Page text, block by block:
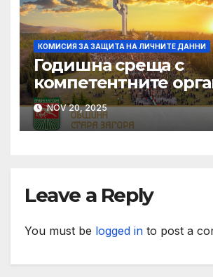
КОМИСИЯ ЗА ЗАЩИТА НА ЛИЧНИТЕ ДАННИ
Годишна среща с
компетентните
чл. 20 от
NOV 20, 2025
Leave a Reply
You must be logged in to post a